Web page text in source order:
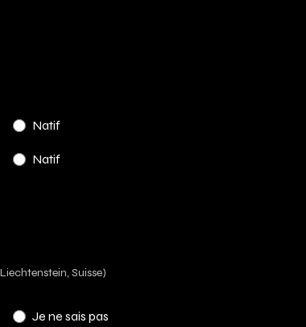
Natif
Natif
Suisse)
Je ne sais pas